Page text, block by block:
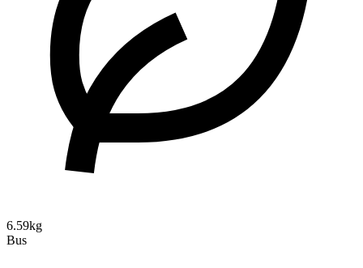
6.59kg
Bus